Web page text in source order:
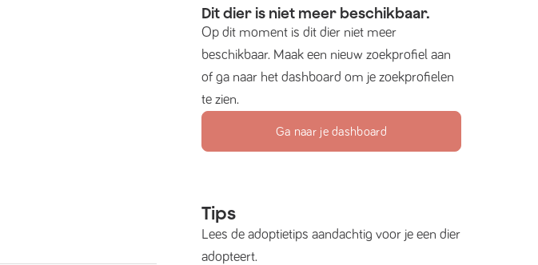
Dit dier is niet meer beschikbaar.
Op dit moment is dit dier niet meer
beschikbaar. Maak een nieuw zoekprofiel aan
of ga naar het dashboard om je zoekprofielen
te zien.
Ga naar je dashboard
Tips
Lees de adoptietips aandachtig voor je een dier
adopteert.